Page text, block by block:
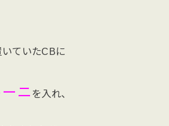
いていたCBに
ニ を入れ、